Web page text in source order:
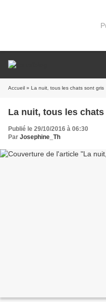
Accueil » La nuit, tous les chats sont gris
La nuit, tous les
Publié le 29/10/2016 à 06:30
Par Josephine_Th